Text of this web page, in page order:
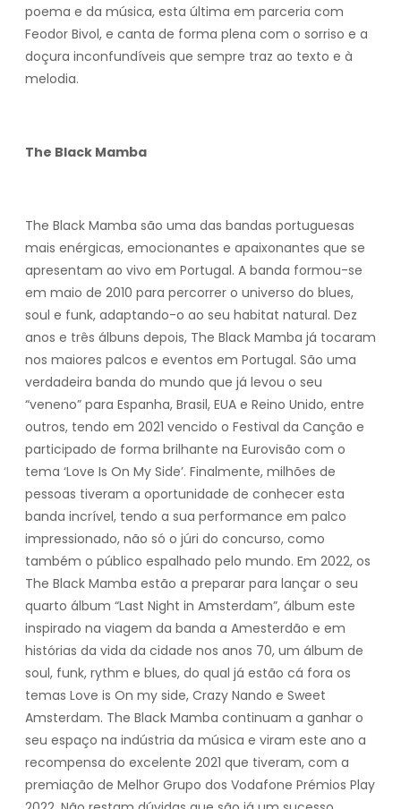
poema e da música, esta última em parceria com
Feodor Bivol, e canta de forma plena com o sorriso e a
doçura inconfundíveis que sempre traz ao texto e à
melodia.
The Black Mamba
The Black Mamba são uma das bandas portuguesas
mais enérgicas, emocionantes e apaixonantes que se
apresentam ao vivo em Portugal. A banda formou-se
em maio de 2010 para percorrer o universo do blues,
soul e funk, adaptando-o ao seu habitat natural. Dez
anos e três álbuns depois, The Black Mamba já tocaram
nos maiores palcos e eventos em Portugal. São uma
verdadeira banda do mundo que já levou o seu
“veneno” para Espanha, Brasil, EUA e Reino Unido, entre
outros, tendo em 2021 vencido o Festival da Canção e
participado de forma brilhante na Eurovisão com o
tema ‘Love Is On My Side’. Finalmente, milhões de
pessoas tiveram a oportunidade de conhecer esta
banda incrível, tendo a sua performance em palco
impressionado, não só o júri do concurso, como
também o público espalhado pelo mundo. Em 2022, os
The Black Mamba estão a preparar para lançar o seu
quarto álbum “Last Night in Amsterdam”, álbum este
inspirado na viagem da banda a Amesterdão e em
histórias da vida da cidade nos anos 70, um álbum de
soul, funk, rythm e blues, do qual já estão cá fora os
temas Love is On my side, Crazy Nando e Sweet
Amsterdam. The Black Mamba continuam a ganhar o
seu espaço na indústria da música e viram este ano a
recompensa do excelente 2021 que tiveram, com a
premiação de Melhor Grupo dos Vodafone Prémios Play